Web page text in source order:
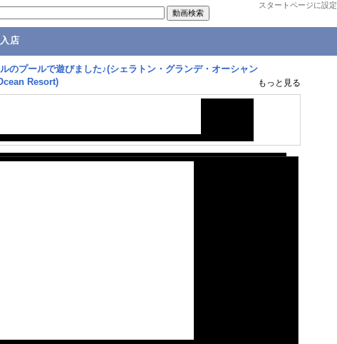
スタートページに設定
店
のプールで遊びました♪(シェラトン・グランデ・オーシャン
Resort)
もっと見る